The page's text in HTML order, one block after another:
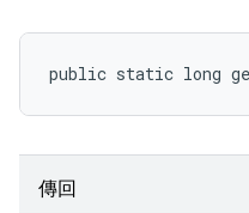
public static long
傳回